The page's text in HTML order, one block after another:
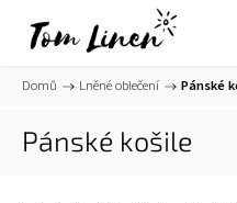
Domů / Lněné oblečení / Pánské
Pánské košile